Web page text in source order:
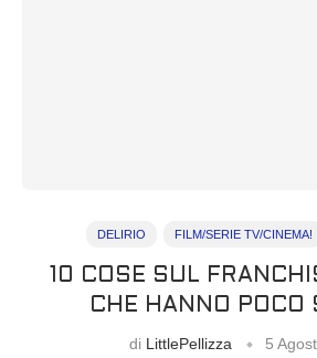
DELIRIO FILM/SERIE TV/CINEMA!
10 COSE SUL
CHE HANNO POCO
di LittlePellizza 5